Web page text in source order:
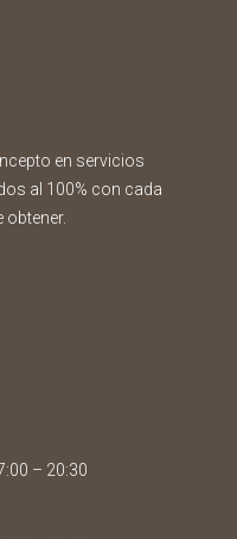
en servicios
al 100% con cada
obtener.
– 20:30